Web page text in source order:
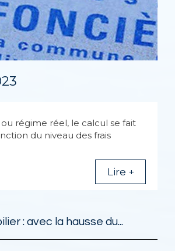
régime réel, le calcul se fait
du niveau des frais
Lire +
: avec la hausse du...